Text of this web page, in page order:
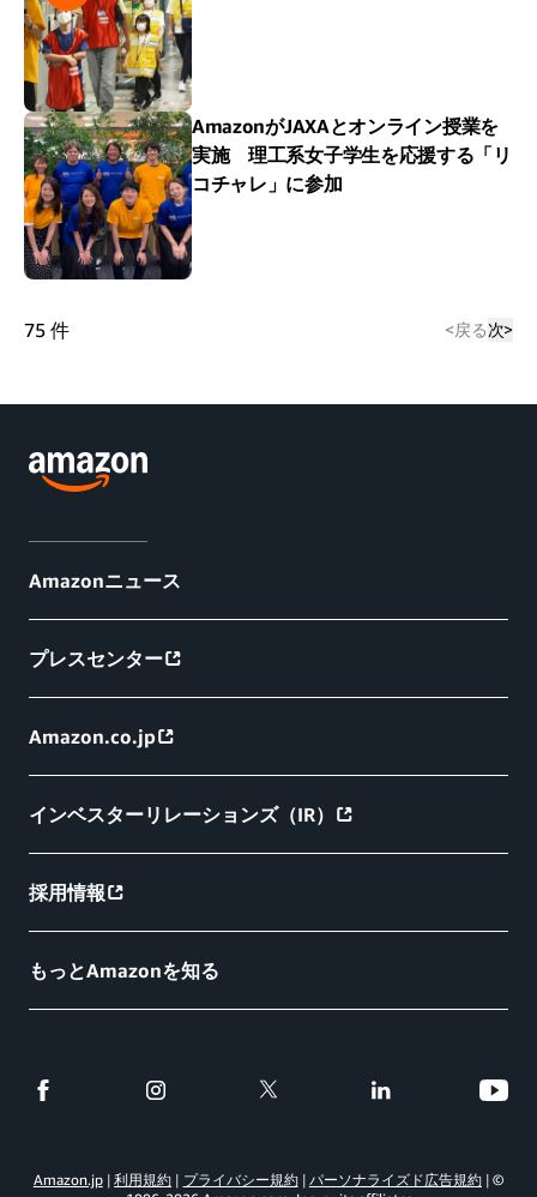
AmazonがJAXAとオンライン授業を
実施 理工系女子学生を応援する「リ
コチャレ」に参加
75 件 <戻る次>
Amazonニュース
プレスセンター
Amazon.co.jp
インベスターリレーションズ（IR）
採用情報
もっとAmazonを知る
Amazon.jp 利用規約 プライバシー規約 パーソナライズド広告規約
©